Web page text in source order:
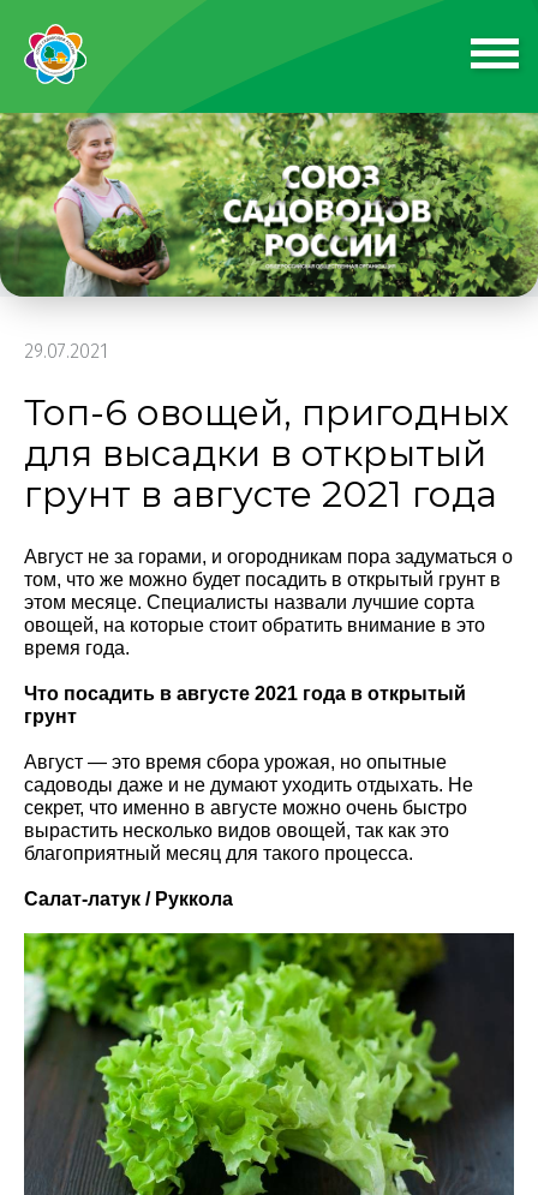
29.07.2021
Топ-6 овощей, пригодных
для высадки в открытый
грунт в августе 2021 года
Август не за горами, и огородникам пора задуматься о
том, что же можно будет посадить в открытый грунт в
этом месяце. Специалисты назвали лучшие сорта
овощей, на которые стоит обратить внимание в это
время года.
Что посадить в августе 2021 года в открытый
грунт
Август — это время сбора урожая, но опытные
садоводы даже и не думают уходить отдыхать. Не
секрет, что именно в августе можно очень быстро
вырастить несколько видов овощей, так как это
благоприятный месяц для такого процесса.
Салат-латук / Руккола